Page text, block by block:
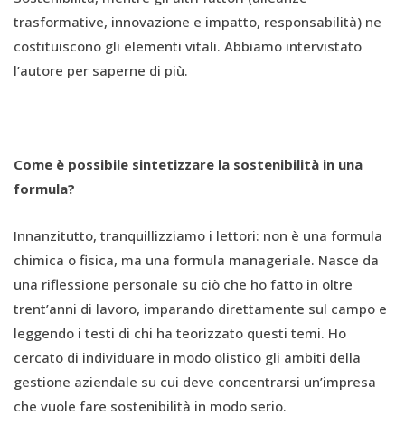
trasformative, innovazione e impatto, responsabilità) ne
costituiscono gli elementi vitali. Abbiamo intervistato
l’autore per saperne di più.
Come è possibile sintetizzare la sostenibilità in una
formula?
Innanzitutto, tranquillizziamo i lettori: non è una formula
chimica o fisica, ma una formula manageriale. Nasce da
una riflessione personale su ciò che ho fatto in oltre
trent’anni di lavoro, imparando direttamente sul campo e
leggendo i testi di chi ha teorizzato questi temi. Ho
cercato di individuare in modo olistico gli ambiti della
gestione aziendale su cui deve concentrarsi un’impresa
che vuole fare sostenibilità in modo serio.